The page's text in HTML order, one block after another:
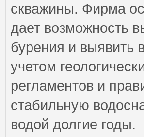
скважины. Фирма
дает возможность
бурения и выявить
учетом
регламентов и
стабильную
водой долгие годы.